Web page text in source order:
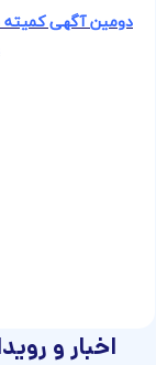
دومین آگهی کمیته
اخبار و